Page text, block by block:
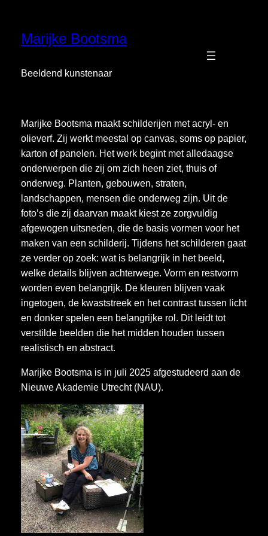
contentMarijke Bootsma
Beeldend kunstenaar
Marijke Bootsma maakt schilderijen met acryl- en
olieverf. Zij werkt meestal op canvas, soms op papier,
karton of panelen. Het werk begint met alledaagse
onderwerpen die zij om zich heen ziet, thuis of
onderweg. Planten, gebouwen, straten,
landschappen, mensen die onderweg zijn. Uit de
foto’s die zij daarvan maakt kiest ze zorgvuldig
afgewogen uitsneden, die de basis vormen voor het
maken van een schilderij. Tijdens het schilderen gaat
ze verder op zoek: wat is belangrijk in het beeld,
welke details blijven achterwege. Vorm en restvorm
worden even belangrijk. De kleuren blijven vaak
ingetogen, de kwaststreek en het contrast tussen licht
en donker spelen een belangrijke rol. Dit leidt tot
verstilde beelden die het midden houden tussen
realistisch en abstract.
Marijke Bootsma is in juli 2025 afgestudeerd aan de
Nieuwe Akademie Utrecht (NAU).